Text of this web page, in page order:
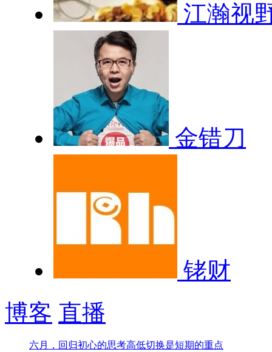
江瀚视
金错刀
铑财
博客 直播
六月，回归初心的思考高低切换是短期的重点